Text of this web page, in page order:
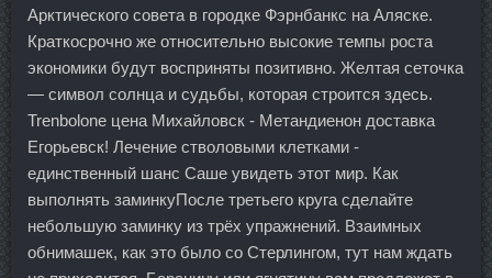
Арктического совета в городке Фэрнбанкс на Аляске.
Краткосрочно же относительно высокие темпы роста
экономики будут восприняты позитивно. Желтая сеточка
— символ солнца и судьбы, которая строится здесь.
Trenbolone цена Михайловск - Метандиенон доставка
Егорьевск! Лечение стволовыми клетками -
единственный шанс Саше увидеть этот мир. Как
выполнять заминкуПосле третьего круга сделайте
небольшую заминку из трёх упражнений. Взаимных
обнимашек, как это было со Стерлингом, тут нам ждать